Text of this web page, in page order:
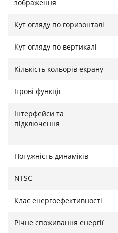
зображення
Кут огляду по горизонталі
Кут огляду по вертикалі
Кількість кольорів екрану
Ігрові функції
Інтерфейси та
підключення
Потужність динаміків
NTSC
Клас енергоефективності
Річне споживання енергії